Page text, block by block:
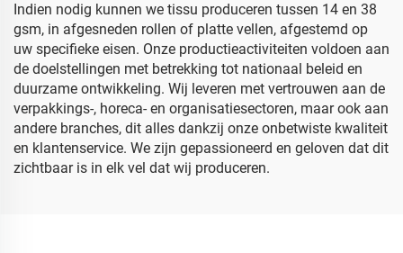
Indien nodig kunnen we tissu produceren tussen 14 en 38
gsm, in afgesneden rollen of platte vellen, afgestemd op
uw specifieke eisen. Onze productieactiviteiten voldoen aan
de doelstellingen met betrekking tot nationaal beleid en
duurzame ontwikkeling. Wij leveren met vertrouwen aan de
verpakkings-, horeca- en organisatiesectoren, maar ook aan
andere branches, dit alles dankzij onze onbetwiste kwaliteit
en klantenservice. We zijn gepassioneerd en geloven dat dit
zichtbaar is in elk vel dat wij produceren.